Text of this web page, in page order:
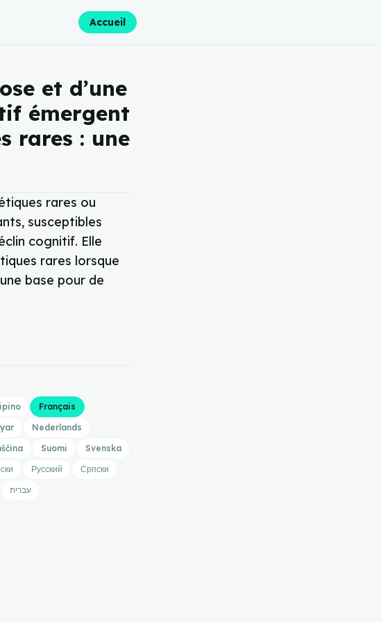
Accueil
et d’une
émergent
rares : une
rares ou
susceptibles
cognitif. Elle
rares lorsque
base pour de
Français
Nederlands
Suomi
Svenska
Русский
Српски
עברית